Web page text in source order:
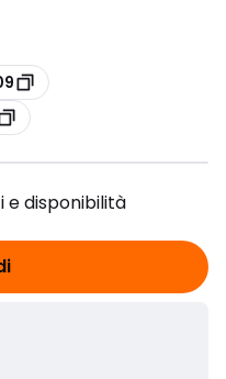
e disponibilità